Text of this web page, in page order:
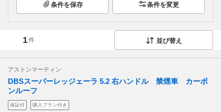
条件を保存 条件を変更
1件 並び替え
アストンマーティン
DBSスーパーレッジェーラ 5.2 右ハンドル 禁煙車 カーボ
ンルーフ
保証付 購入プラン付き